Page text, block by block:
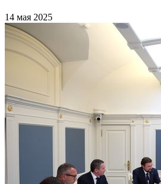
14 мая 2025